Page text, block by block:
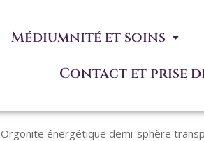
Médiumnité et soins
Contact et prise
Orgonite énergétique demi-sphère